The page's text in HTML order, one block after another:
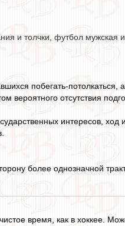
и толчки, футбол
побегать-потолкаться,
отсутствия
интересов, ход
более однозначной
время, как в хоккее.